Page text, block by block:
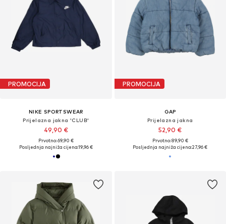
PROMOCIJA
NIKE SPORTSWEAR
Prijelazna jakna 'CLUB'
49,90 €
Prvotno: 69,90 €
Posljednja najniža cijena:19,96 €
PROMOCIJA
GAP
Prijelazna jakna
52,90 €
Prvotno: 89,90 €
Posljednja najniža cijena:27,96 €